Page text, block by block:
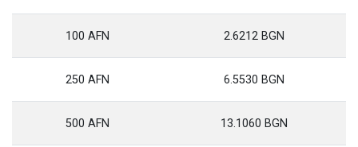
100 AFN 2.6212 BGN
250 AFN 6.5530 BGN
500 AFN 13.1060 BGN